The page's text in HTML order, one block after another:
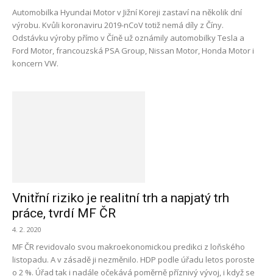
Automobilka Hyundai Motor v Jižní Koreji zastaví na několik dní
výrobu. Kvůli koronaviru 2019-nCoV totiž nemá díly z Číny.
Odstávku výroby přímo v Číně už oznámily automobilky Tesla a
Ford Motor, francouzská PSA Group, Nissan Motor, Honda Motor i
koncern VW.
Vnitřní riziko je realitní trh a napjatý trh
práce, tvrdí MF ČR
4. 2. 2020
MF ČR revidovalo svou makroekonomickou predikci z loňského
listopadu. A v zásadě ji nezměnilo. HDP podle úřadu letos poroste
o 2 %. Úřad tak i nadále očekává poměrně příznivý vývoj, i když se